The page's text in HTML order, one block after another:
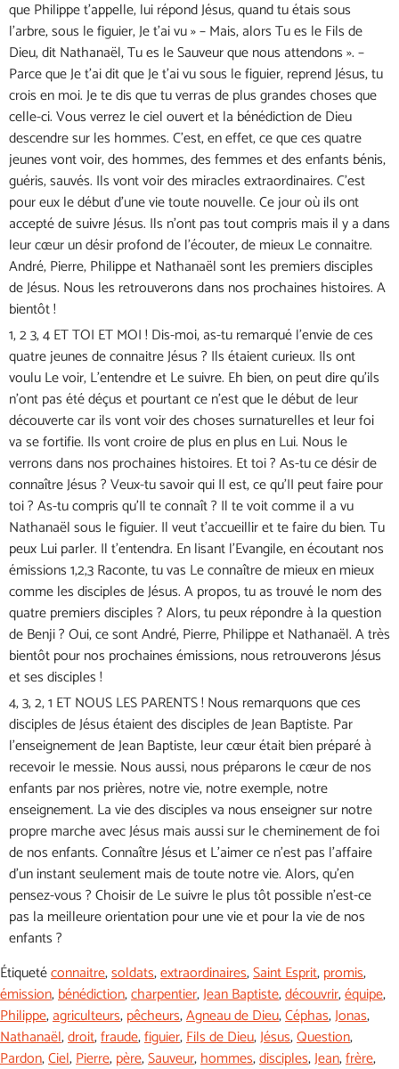
que Philippe t’appelle, lui répond Jésus, quand tu étais sous
l’arbre, sous le figuier, Je t’ai vu » – Mais, alors Tu es le Fils de
Dieu, dit Nathanaël, Tu es le Sauveur que nous attendons ». –
Parce que Je t’ai dit que Je t’ai vu sous le figuier, reprend Jésus, tu
crois en moi. Je te dis que tu verras de plus grandes choses que
celle-ci. Vous verrez le ciel ouvert et la bénédiction de Dieu
descendre sur les hommes. C’est, en effet, ce que ces quatre
jeunes vont voir, des hommes, des femmes et des enfants bénis,
guéris, sauvés. Ils vont voir des miracles extraordinaires. C’est
pour eux le début d’une vie toute nouvelle. Ce jour où ils ont
accepté de suivre Jésus. Ils n’ont pas tout compris mais il y a dans
leur cœur un désir profond de l’écouter, de mieux Le connaitre.
André, Pierre, Philippe et Nathanaël sont les premiers disciples
de Jésus. Nous les retrouverons dans nos prochaines histoires. A
bientôt !
1, 2 3, 4 ET TOI ET MOI ! Dis-moi, as-tu remarqué l’envie de ces
quatre jeunes de connaitre Jésus ? Ils étaient curieux. Ils ont
voulu Le voir, L’entendre et Le suivre. Eh bien, on peut dire qu’ils
n’ont pas été déçus et pourtant ce n’est que le début de leur
découverte car ils vont voir des choses surnaturelles et leur foi
va se fortifie. Ils vont croire de plus en plus en Lui. Nous le
verrons dans nos prochaines histoires. Et toi ? As-tu ce désir de
connaître Jésus ? Veux-tu savoir qui Il est, ce qu’II peut faire pour
toi ? As-tu compris qu’Il te connaît ? Il te voit comme il a vu
Nathanaël sous le figuier. Il veut t’accueillir et te faire du bien. Tu
peux Lui parler. Il t’entendra. En lisant l’Evangile, en écoutant nos
émissions 1,2,3 Raconte, tu vas Le connaître de mieux en mieux
comme les disciples de Jésus. A propos, tu as trouvé le nom des
quatre premiers disciples ? Alors, tu peux répondre à la question
de Benji ? Oui, ce sont André, Pierre, Philippe et Nathanaël. A très
bientôt pour nos prochaines émissions, nous retrouverons Jésus
et ses disciples !
4, 3, 2, 1 ET NOUS LES PARENTS ! Nous remarquons que ces
disciples de Jésus étaient des disciples de Jean Baptiste. Par
l’enseignement de Jean Baptiste, leur cœur était bien préparé à
recevoir le messie. Nous aussi, nous préparons le cœur de nos
enfants par nos prières, notre vie, notre exemple, notre
enseignement. La vie des disciples va nous enseigner sur notre
propre marche avec Jésus mais aussi sur le cheminement de foi
de nos enfants. Connaître Jésus et L’aimer ce n’est pas l’affaire
d’un instant seulement mais de toute notre vie. Alors, qu’en
pensez-vous ? Choisir de Le suivre le plus tôt possible n’est-ce
pas la meilleure orientation pour une vie et pour la vie de nos
enfants ?
Étiquetéconnaitre,soldats,extraordinaires,Saint Esprit,promis,
émission,bénédiction,charpentier,Jean Baptiste,découvrir,équipe,
Philippe,agriculteurs,pêcheurs,Agneau de Dieu,Céphas,Jonas,
Nathanaël,droit,fraude,figuier,Fils de Dieu,Jésus,Question,
Pardon,Ciel,Pierre,père,Sauveur,hommes,disciples,Jean,frère,